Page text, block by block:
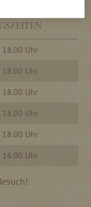
Uhr
Uhr
Uhr
Uhr
Uhr
Uhr